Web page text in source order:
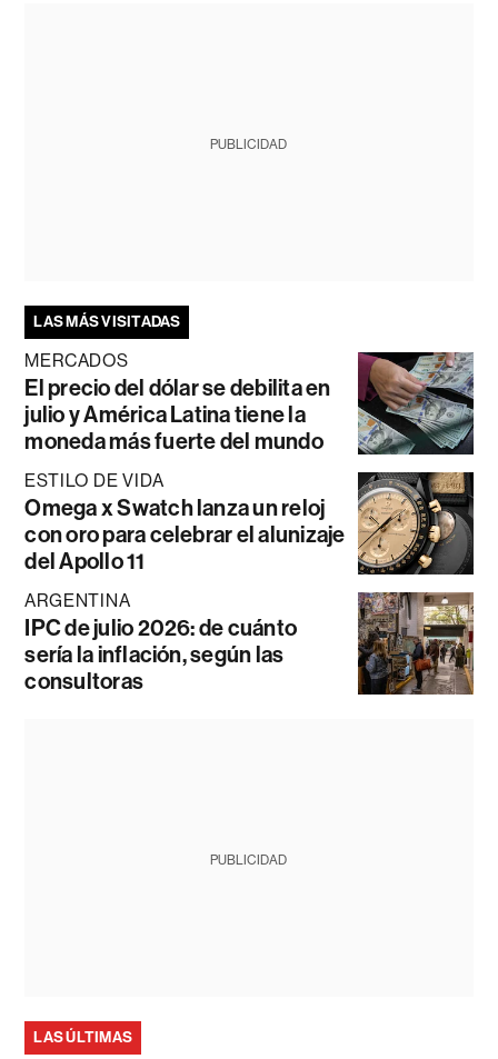
PUBLICIDAD
LAS MÁS VISITADAS
MERCADOS
El precio del dólar se debilita en
julio y América Latina tiene la
moneda más fuerte del mundo
ESTILO DE VIDA
Omega x Swatch lanza un reloj
con oro para celebrar el alunizaje
del Apollo 11
ARGENTINA
IPC de julio 2026: de cuánto
sería la inflación, según las
consultoras
PUBLICIDAD
LAS ÚLTIMAS